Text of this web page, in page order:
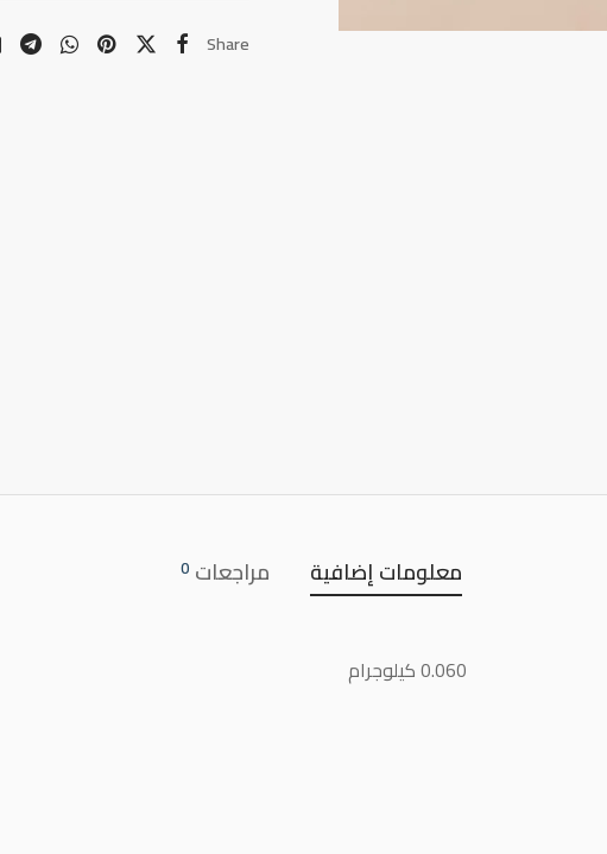
Share
معلومات إضافية مراجعات 0
0.060 كيلوجرام